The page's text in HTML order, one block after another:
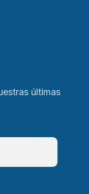
últimas